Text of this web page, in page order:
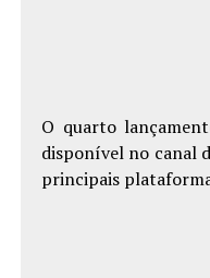
O quarto
disponível no canal
principais